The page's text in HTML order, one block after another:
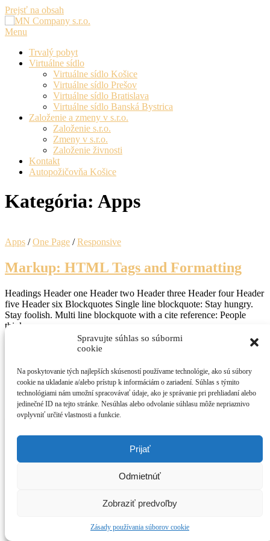
Spravujte súhlas so súbormi
cookie
Na poskytovanie tých najlepších skúseností používame technológie, ako sú súbory
cookie na ukladanie a/alebo prístup k informáciám o zariadení. Súhlas s týmito
technológiami nám umožní spracovávať údaje, ako je správanie pri prehliadaní alebo
jedinečné ID na tejto stránke. Nesúhlas alebo odvolanie súhlasu môže nepriaznivo
ovplyvniť určité vlastnosti a funkcie.
Prijať
Odmietnúť
Zobraziť predvoľby
Zásady používania súborov cookie
Prejsť na obsah
Menu
Trvalý pobyt
Virtuálne sídlo
Virtuálne sídlo Košice
Virtuálne sídlo Prešov
Virtuálne sídlo Bratislava
Virtuálne sídlo Banská Bystrica
Založenie a zmeny v s.r.o.
Založenie s.r.o.
Zmeny v s.r.o.
Založenie živnosti
Kontakt
Autopožičovňa Košice
Kategória: Apps
Apps /One Page /Responsive
Markup: HTML Tags and Formatting
Headings Header one Header two Header three Header four Header
five Header six Blockquotes Single line blockquote: Stay hungry.
Stay foolish. Multi line blockquote with a cite reference: People
think …
Autorské práva © 2026 MN Company s.r.o.–TémuOnePress
vytvoril FameThemes
Warning: Undefined array key "popup_cookie_jwkyh" in
/data/1/e/1e060320-0156-4afd-8bb6-
facebook-like-box/cardoza_facebook_like_box.phpon line924